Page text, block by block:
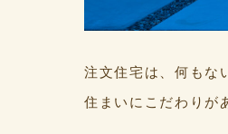
注文住宅は、何もな
住まいにこだわりが